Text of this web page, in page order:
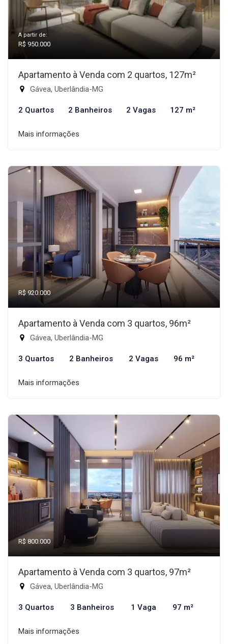
A partir de:
R$ 950.000
Apartamento à Venda com 2 quartos, 127m²
Gávea, Uberlândia-MG
2 Quartos 2 Banheiros 2 Vagas 127 m²
Mais informações
R$ 920.000
Apartamento à Venda com 3 quartos, 96m²
Gávea, Uberlândia-MG
3 Quartos 2 Banheiros 2 Vagas 96 m²
Mais informações
R$ 800.000
Apartamento à Venda com 3 quartos, 97m²
Gávea, Uberlândia-MG
3 Quartos 3 Banheiros 1 Vaga 97 m²
Mais informações